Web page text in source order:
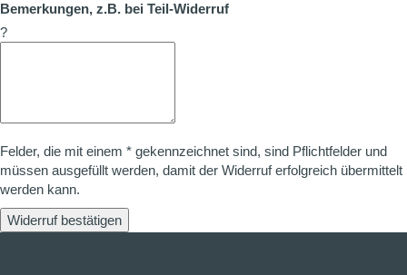
Bemerkungen, z.B. bei Teil-Widerruf
?
Felder, die mit einem * gekennzeichnet sind, sind Pflichtfelder und
müssen ausgefüllt werden, damit der Widerruf erfolgreich übermittelt
werden kann.
Widerruf bestätigen